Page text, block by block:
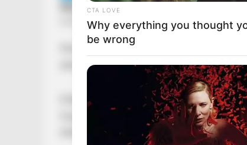
Molnár Gusztávnak az alkoholfüggősége
elhagyta, előző házasságából született
Eddig arról győzködte az embereket,
hogy ismét hazudott, nem tartott sokáig
látták részegen az utcán ténferegni.
CTA LOVE
Why everything you thought
be wrong